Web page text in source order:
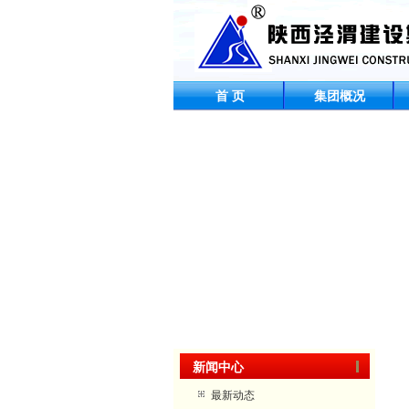
首 页 集团概况
新闻中心
最新动态